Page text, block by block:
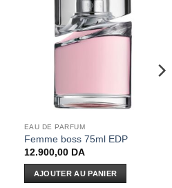
EAU DE PARFUM
Femme boss 75ml EDP
12.900,00 DA
AJOUTER AU PANIER